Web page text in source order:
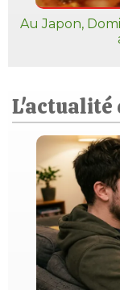
Au Japon,
L'actualité